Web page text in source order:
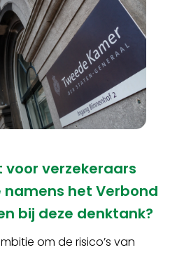
voor verzekeraars
het Verbond
bij deze denktank?
om de risico’s van